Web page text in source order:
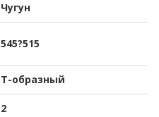
Чугун
545?515
Т-образный
2